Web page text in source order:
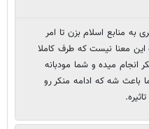
منابع اسلام بزن تا امر
این معنا نیست که طرف کاملا
انجام میده و شما مودبانه
باعث شه که ادامه منکر رو